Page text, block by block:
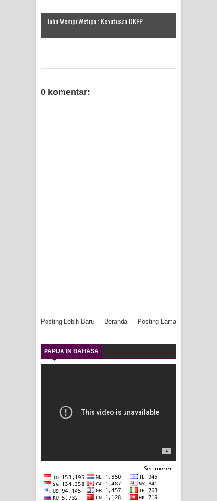
John Wempi Wetipo : Keputusan DKPP ...
0 komentar:
Posting Lebih Baru Posting Lama
Beranda
PAPUA IN BAHASA